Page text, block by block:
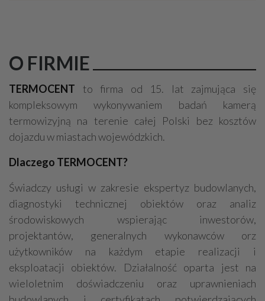
O FIRMIE
TERMOCENT to firma od 15. lat zajmująca się
kompleksowym wykonywaniem badań kamerą
termowizyjną na terenie całej Polski bez kosztów
dojazdu w miastach wojewódzkich.
Dlaczego TERMOCENT?
Świadczy usługi w zakresie ekspertyz budowlanych,
diagnostyki technicznej obiektów oraz analiz
środowiskowych wspierając inwestorów,
projektantów, generalnych wykonawców orz
użytkowników na każdym etapie realizacji i
eksploatacji obiektów. Działalność oparta jest na
wieloletnim doświadczeniu oraz uprawnieniach